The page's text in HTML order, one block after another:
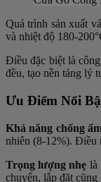
Quá trình sản xuất
và nhiệt độ 180-
Điều đặc biệt là
đều, tạo nền tảng lý
Ưu Điểm Nổi
Khả năng chống
nhiên (8-12%). Điều
Trọng lượng nhẹ là
chuyển, lắp đặt